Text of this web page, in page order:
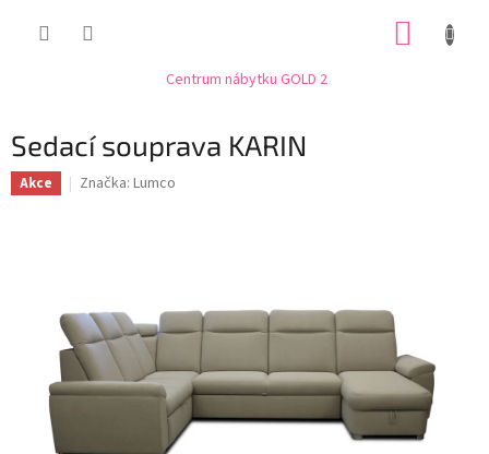
Centrum nábytku GOLD 2
Sedací souprava KARIN
Akce Značka: Lumco